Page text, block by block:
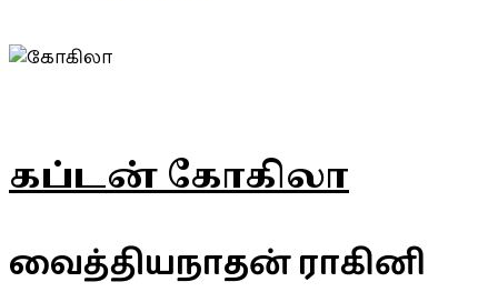
கப்டன் கோகிலா
வைத்தியநாதன் ராகினி